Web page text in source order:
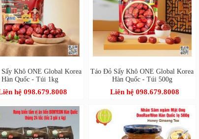
Khô ONE Global Korea
Hàn Quốc - Túi 1kg
hệ 098.679.8008
Táo Đỏ Sấy Khô ONE Global Korea
Hàn Quốc - Túi 500g
Liên hệ 098.679.8008